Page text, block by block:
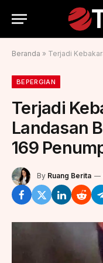
Beranda » Terjadi Kebakaran di
BEPERGIAN
Terjadi
Landasan
169
By Ruang Berita